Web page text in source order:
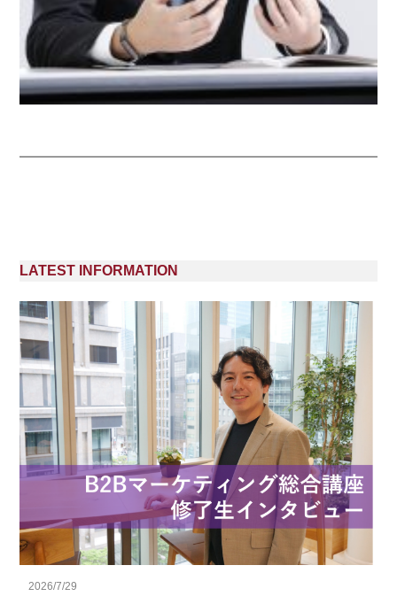
LATEST INFORMATION
2026/7/29